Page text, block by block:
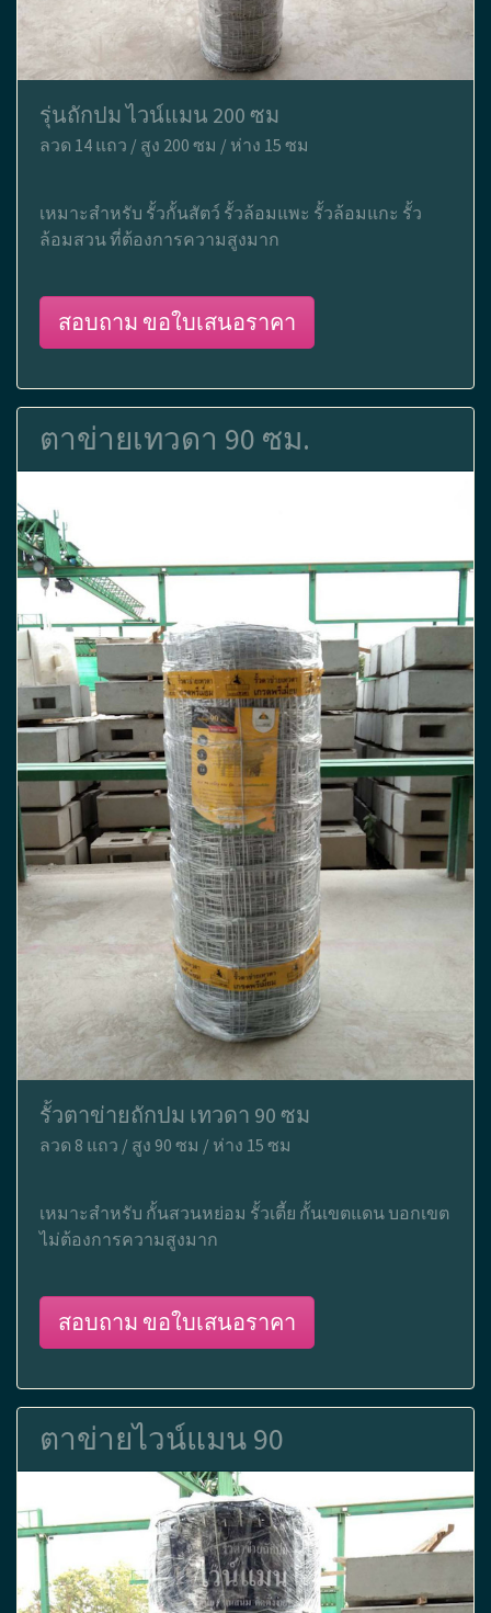
รุ่นถักปม ไวน์แมน 200 ซม
ลวด 14 แถว / สูง 200 ซม / ห่าง 15 ซม
เหมาะสำหรับ รั้วกั้นสัตว์ รั้วล้อมแพะ รั้วล้อมแกะ รั้ว
ล้อมสวน ที่ต้องการความสูงมาก
สอบถาม ขอใบเสนอราคา
ตาข่ายเทวดา 90 ซม.
รั้วตาข่ายถักปม เทวดา 90 ซม
ลวด 8 แถว / สูง 90 ซม / ห่าง 15 ซม
เหมาะสำหรับ กั้นสวนหย่อม รั้วเตี้ย กั้นเขตแดน บอกเขต
ไม่ต้องการความสูงมาก
สอบถาม ขอใบเสนอราคา
ตาข่ายไวน์แมน 90